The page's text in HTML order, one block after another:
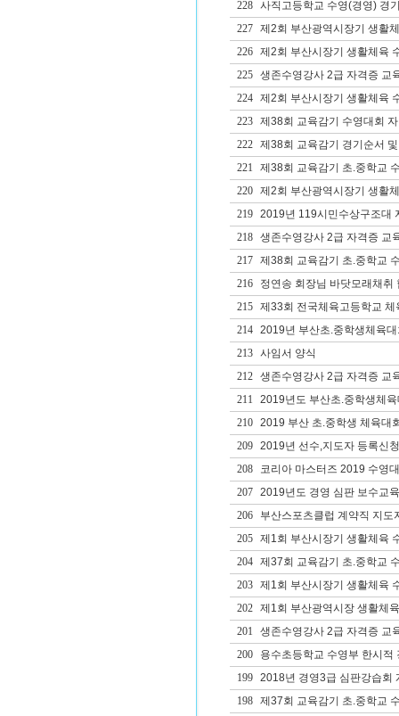
228
사직고등학교 수영(경영) 경
227
제2회 부산광역시장기 생활
226
제2회 부산시장기 생활체육
225
생존수영강사 2급 자격증 교
224
제2회 부산시장기 생활체육
223
제38회 교육감기 수영대회
222
제38회 교육감기 경기순서
221
제38회 교육감기 초.중학교
220
제2회 부산광역시장기 생활
219
2019년 119시민수상구조대
218
생존수영강사 2급 자격증 교
217
제38회 교육감기 초.중학교
216
정연송 회장님 바닷모래채취
215
제33회 전국체육고등학교 체
214
2019년 부산초.중학생체육
213
사임서 양식
212
생존수영강사 2급 자격증 교
211
2019년도 부산초.중학생체
210
2019 부산 초.중학생 체육대
209
2019년 선수,지도자 등록신
208
코리아 마스터즈 2019 수영
207
2019년도 경영 심판 보수교
206
부산스포츠클럽 계약직 지도
205
제1회 부산시장기 생활체육
204
제37회 교육감기 초.중학교
203
제1회 부산시장기 생활체육
202
제1회 부산광역시장 생활체
201
생존수영강사 2급 자격증 교
200
용수초등학교 수영부 한시적
199
2018년 경영3급 심판강습회
198
제37회 교육감기 초.중학교